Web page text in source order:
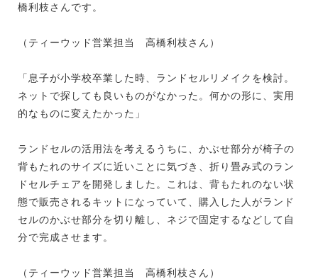
橋利枝さんです。
（ティーウッド営業担当 高橋利枝さん）
「息子が小学校卒業した時、ランドセルリメイクを検討。
ネットで探しても良いものがなかった。何かの形に、実用
的なものに変えたかった」
ランドセルの活用法を考えるうちに、かぶせ部分が椅子の
背もたれのサイズに近いことに気づき、折り畳み式のラン
ドセルチェアを開発しました。これは、背もたれのない状
態で販売されるキットになっていて、購入した人がランド
セルのかぶせ部分を切り離し、ネジで固定するなどして自
分で完成させます。
（ティーウッド営業担当 高橋利枝さん）